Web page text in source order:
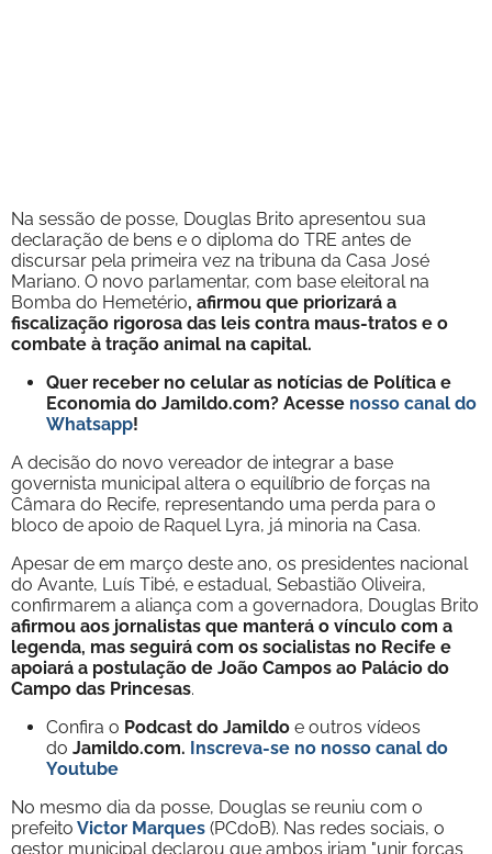
Na sessão de posse, Douglas Brito apresentou sua
declaração de bens e o diploma do TRE antes de
discursar pela primeira vez na tribuna da Casa José
Mariano. O novo parlamentar, com base eleitoral na
Bomba do Hemetério, afirmou que priorizará a
fiscalização rigorosa das leis contra maus-tratos e o
combate à tração animal na capital.
Quer receber no celular as notícias de Política e
Economia do Jamildo.com? Acesse nosso canal do
Whatsapp!
A decisão do novo vereador de integrar a base
governista municipal altera o equilíbrio de forças na
Câmara do Recife, representando uma perda para o
bloco de apoio de Raquel Lyra, já minoria na Casa.
Apesar de em março deste ano, os presidentes nacional
do Avante, Luís Tibé, e estadual, Sebastião Oliveira,
confirmarem a aliança com a governadora, Douglas Brito
afirmou aos jornalistas que manterá o vínculo com a
legenda, mas seguirá com os socialistas no Recife e
apoiará a postulação de João Campos ao Palácio do
Campo das Princesas.
Confira o Podcast do Jamildo e outros vídeos
do Jamildo.com. Inscreva-se no nosso canal do
Youtube
No mesmo dia da posse, Douglas se reuniu com o
prefeito Victor Marques (PCdoB). Nas redes sociais, o
gestor municipal declarou que ambos iriam "unir forças